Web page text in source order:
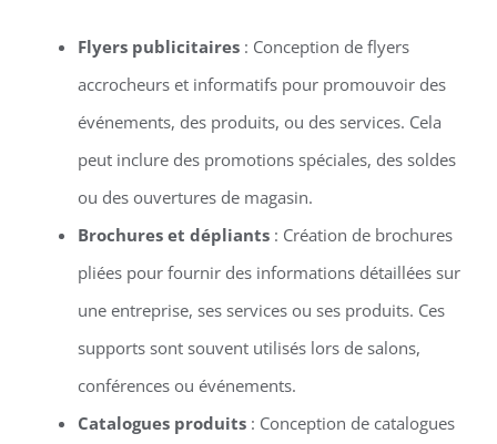
Flyers publicitaires: Conception de flyers
accrocheurs et informatifs pour promouvoir des
événements, des produits, ou des services. Cela
peut inclure des promotions spéciales, des soldes
ou des ouvertures de magasin.
Brochures et dépliants: Création de brochures
pliées pour fournir des informations détaillées sur
une entreprise, ses services ou ses produits. Ces
supports sont souvent utilisés lors de salons,
conférences ou événements.
Catalogues produits: Conception de catalogues